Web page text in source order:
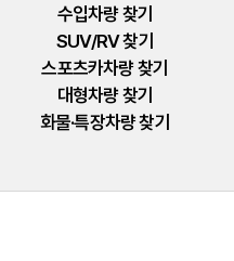
수입차량 찾기
SUV/RV 찾기
스포츠카차량 찾기
대형차량 찾기
화물·특장차량 찾기